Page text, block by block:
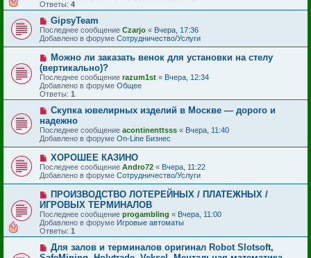
щ
е
н
и
е
е
с
о
б
е
н
и
е
Ответы: 4
Н
о
в
о
е
с
о
о
б
щ
е
н
и
е
GipsyTeam
Последнее сообщение Czarjo « Вчера, 17:36
Добавлено в форуме Сотрудничество/Услуги
Н
в
о
е
с
о
о
б
щ
е
н
и
е
Можно ли заказать венок для установки на стелу
(вертикально)?
Последнее сообщение razum1st « Вчера, 12:34
Добавлено в форуме Общее
Ответы: 1
Н
в
о
е
с
о
о
б
щ
е
н
и
е
Скупка ювелирных изделий в Москве — дорого и
надежно
Последнее сообщение acontinenttsss « Вчера, 11:40
Добавлено в форуме On-Line Бизнес
Н
о
в
о
е
с
о
б
щ
е
н
и
ХОРОШЕЕ КАЗИНО
Последнее сообщение Andro72 « Вчера, 11:22
Добавлено в форуме Сотрудничество/Услуги
Н
о
в
о
е
с
о
ПРОИЗВОДСТВО ЛОТЕРЕЙНЫХ / ПЛАТЕЖНЫХ /
ИГРОВЫХ ТЕРМИНАЛОВ
Последнее сообщение progambling « Вчера, 11:00
Добавлено в форуме Игровые автоматы
Ответы: 1
Н
о
Для залов и терминалов оригинал Robot Slotsoft,